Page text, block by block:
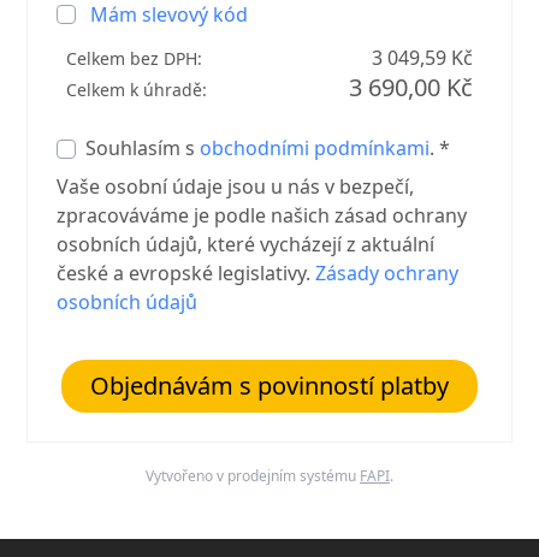
Mám slevový kód
Celkem bez DPH: 3 049,59 Kč
Celkem k úhradě: 3 690,00 Kč
Souhlasím s obchodními podmínkami. *
Vaše osobní údaje jsou u nás v bezpečí,
zpracováváme je podle našich zásad ochrany
osobních údajů, které vycházejí z aktuální
české a evropské legislativy.Zásady ochrany
osobních údajů
Objednávám s povinností platby
Vytvořeno v prodejním systému FAPI.